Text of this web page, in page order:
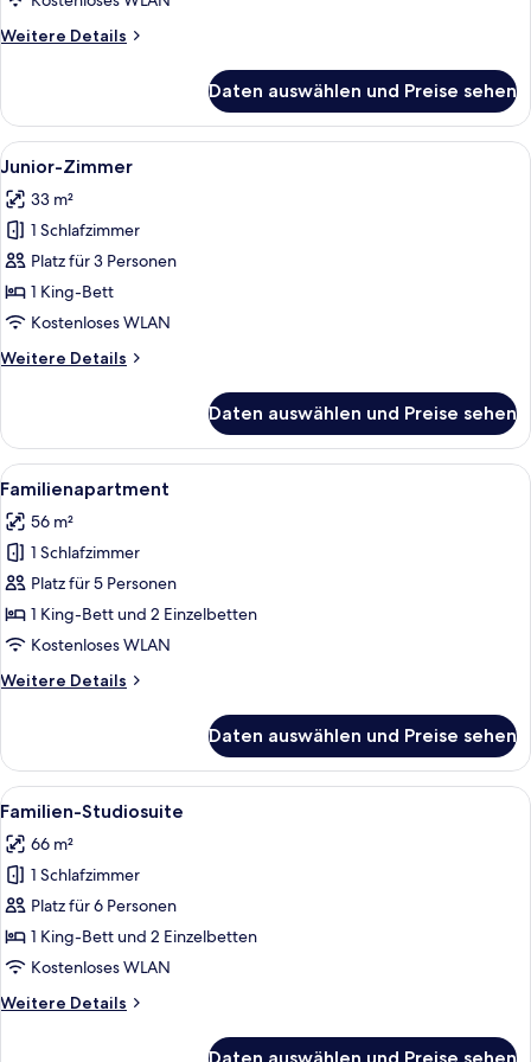
Weitere Details
Weitere
Zimmer
Daten auswählen und Preise sehen
Alle
Fotos
für
Junior-
Zimmer
anzeigen
Bettwäsche aus ägyptischer
6
Junior-Zimmer
33 m²
1 Schlafzimmer
Platz für 3 Personen
1 King-Bett
Kostenloses WLAN
Weitere Details
Weitere
Zimmer
Daten auswählen und Preise sehen
Alle
Fotos
für
Familienapartment
anzeigen
Bettwäsche aus ägyptischer
21
Familienapartment
56 m²
1 Schlafzimmer
Platz für 5 Personen
1 King-Bett und 2 Einzelbetten
Kostenloses WLAN
Weitere Details
Weitere
Daten auswählen und Preise sehen
Alle
Fotos
für
Familien-
Studiosuite
anzeigen
Bettwäsche aus ägyptischer
14
Familien-Studiosuite
66 m²
1 Schlafzimmer
Platz für 6 Personen
1 King-Bett und 2 Einzelbetten
Kostenloses WLAN
Weitere Details
Weitere